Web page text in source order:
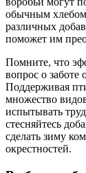
обычным
различных
поможет им
Помните, что
вопрос о заботе
Поддерживая
множество
испытывать
стесняйтесь
сделать зиму
окрестностей.